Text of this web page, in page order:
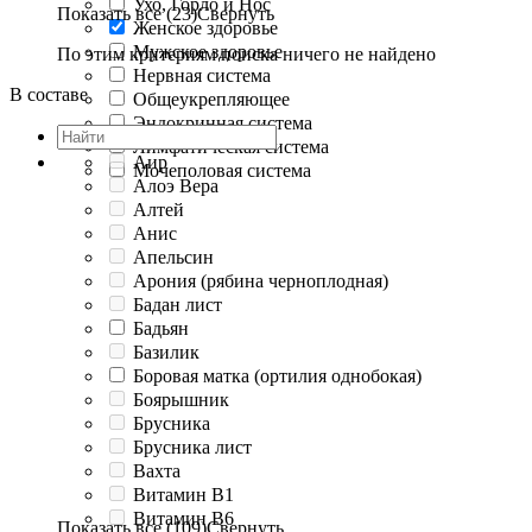
Женское здоровье
Мужское здоровье
Нервная система
Общеукрепляющее
Эндокринная система
Лимфатическая система
Мочеполовая система
Показать все (23)Свернуть
По этим критериям поиска ничего не найдено
В составе
Аир
Алоэ Вера
Алтей
Анис
Апельсин
Арония (рябина черноплодная)
Бадан лист
Бадьян
Базилик
Боровая матка (ортилия однобокая)
Боярышник
Брусника
Брусника лист
Вахта
Витамин B1
Витамин B6
Показать все (109)Свернуть